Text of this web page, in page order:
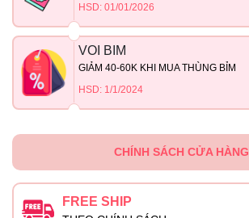
HSD: 01/01/2026
VOI BIM
GIẢM 40-60K KHI MUA THÙNG BỈM
HSD: 1/1/2024
CHÍNH SÁCH CỬA HÀNG
FREE SHIP